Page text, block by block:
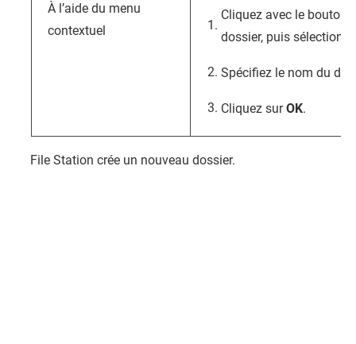
À l’aide du menu
contextuel
Cliquez avec le bouton
dossier, puis
Spécifiez le nom du
Cliquez surOK.
File Station crée un nouveau dossier.